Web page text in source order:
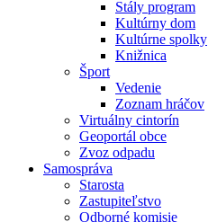
Stály program
Kultúrny dom
Kultúrne spolky
Knižnica
Šport
Vedenie
Zoznam hráčov
Virtuálny cintorín
Geoportál obce
Zvoz odpadu
Samospráva
Starosta
Zastupiteľstvo
Odborné komisie